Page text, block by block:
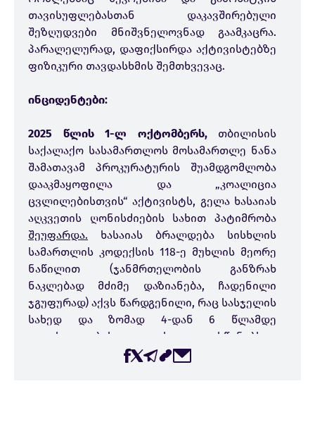
თავისუფლებასთან დაკავშირებული
შეზღუდვები მნიშვნელოვნად გაამკაცრა.
პარალელურად, დაფიქსირდა აქტივისტებზე
ფიზიკური თავდასხმის შემთხვევაც.
ინციდენტები:
2025 წლის 1-ლ ოქტომბერს, თბილისის
საქალაქო სასამართლოს მოსამართლე ნანა
შამათავამ პროკურატურის შუამდგომლობა
დააკმაყოფილა და „კოალიცია
ცვლილებისთვის“ აქტივისტს, გელა ხასაიას
აღკვეთის ღონისძიების სახით პატიმრობა
შეუფარდა. ხასაიას ბრალდება სისხლის
სამართლის კოდექსის 118-ე მუხლის მეორე
ნაწილით (ჯანმრთელობის განზრახ
ნაკლებად მძიმე დაზიანება, ჩადენილი
ჯგუფურად) აქვს წარდგენილი, რაც სასჯელის
სახედ და ზომად 4-დან 6 წლამდე
თავისუფლების აღკვეთას ითვალისწინებს.